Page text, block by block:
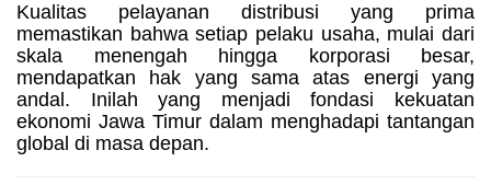
Kualitas pelayanan distribusi yang prima
memastikan bahwa setiap pelaku usaha, mulai dari
skala menengah hingga korporasi besar,
mendapatkan hak yang sama atas energi yang
andal. Inilah yang menjadi fondasi kekuatan
ekonomi Jawa Timur dalam menghadapi tantangan
global di masa depan.